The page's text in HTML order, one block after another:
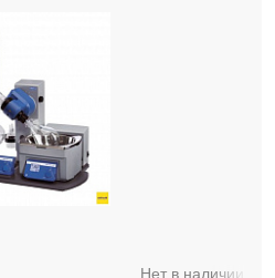
Нет в наличии